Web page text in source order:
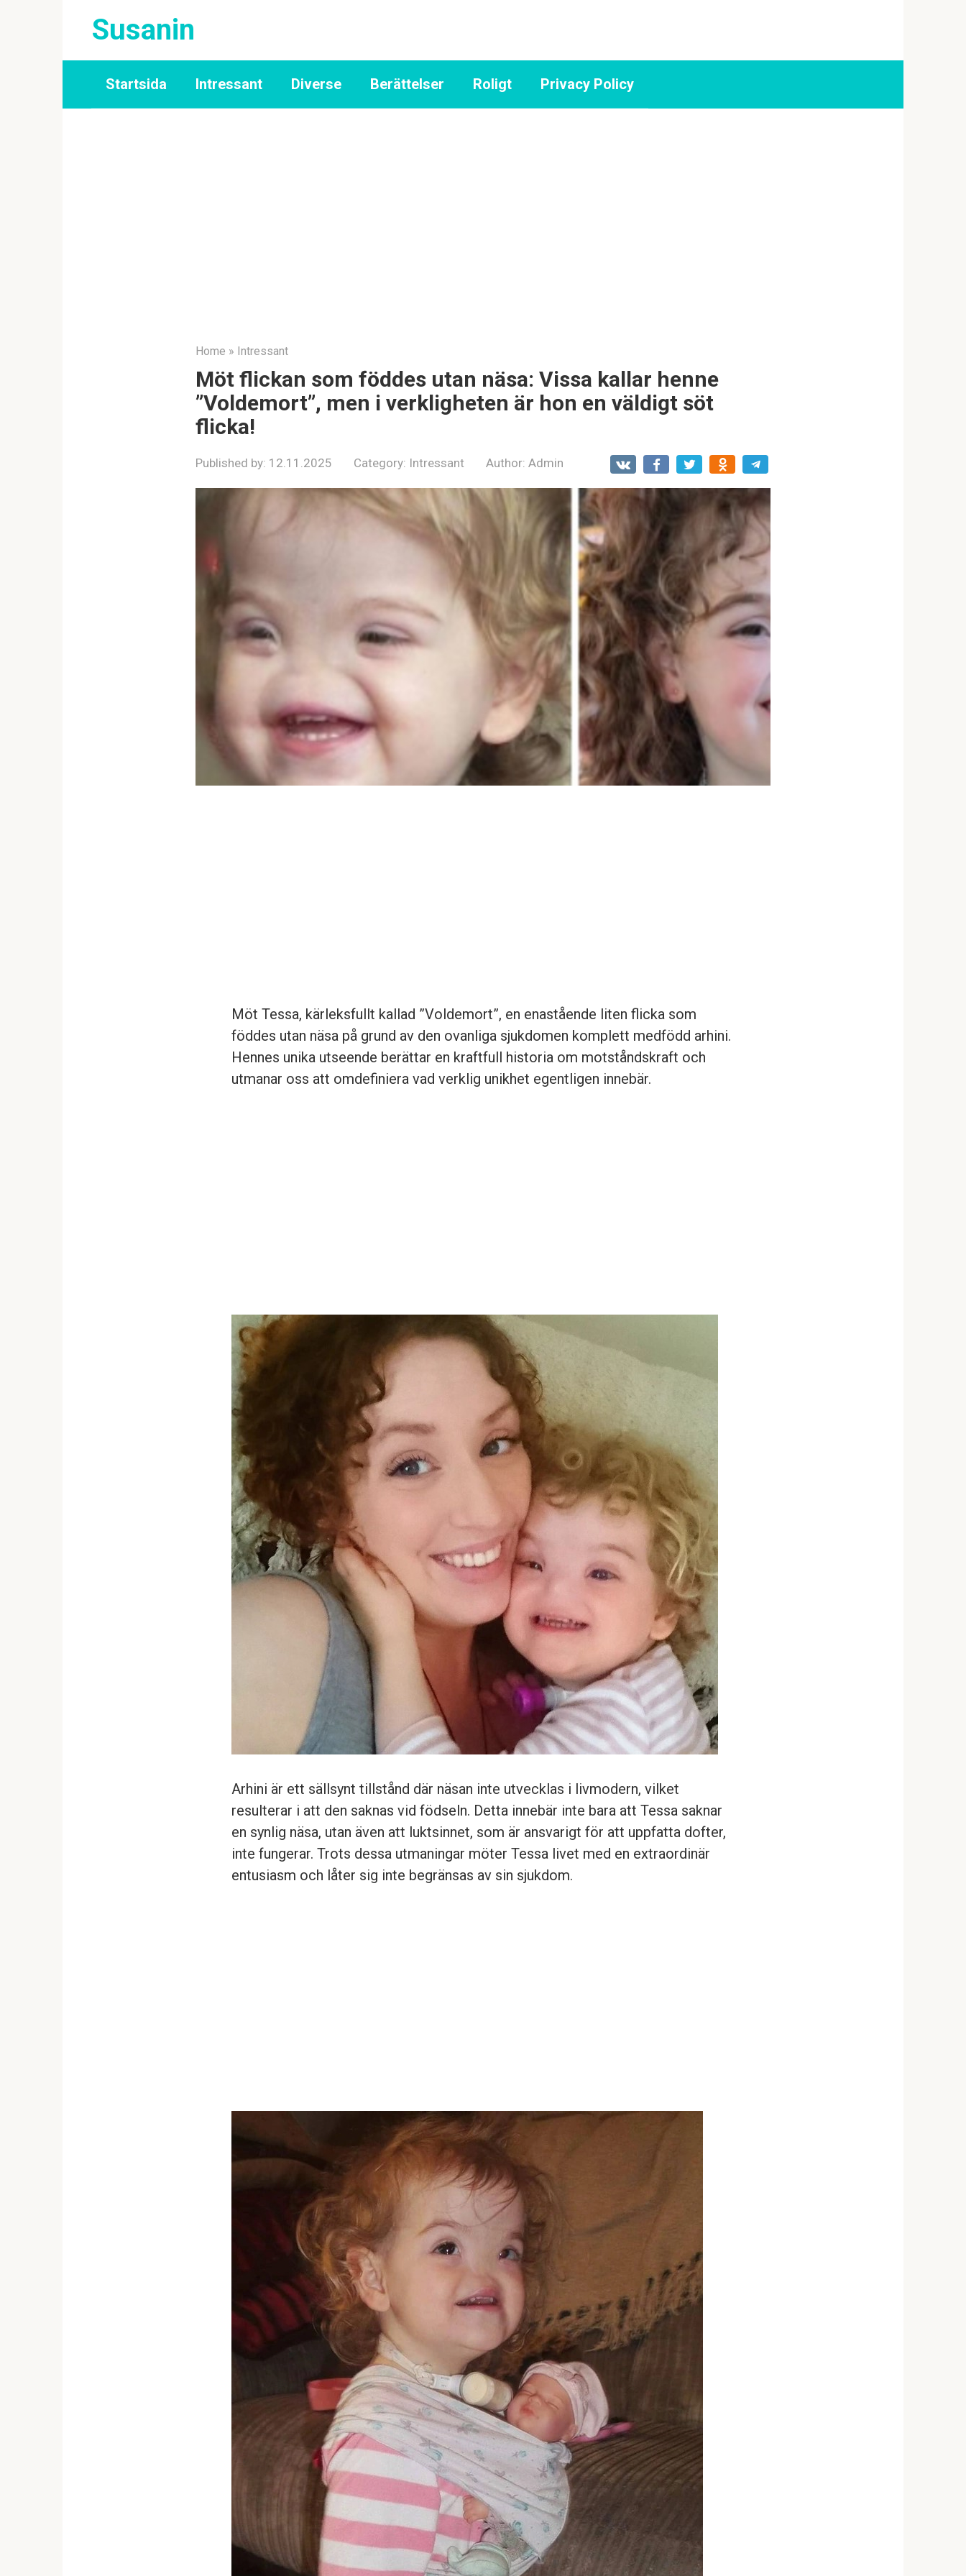
Susanin
Startsida Intressant Diverse Berättelser Roligt Privacy Policy
Home » Intressant
Möt flickan som föddes utan näsa: Vissa kallar henne
”Voldemort”, men i verkligheten är hon en väldigt söt
flicka!
Published by: 12.11.2025 Category: Intressant Author: Admin
Möt Tessa, kärleksfullt kallad ”Voldemort”, en enastående liten flicka som
föddes utan näsa på grund av den ovanliga sjukdomen komplett medfödd arhini.
Hennes unika utseende berättar en kraftfull historia om motståndskraft och
utmanar oss att omdefiniera vad verklig unikhet egentligen innebär.
Arhini är ett sällsynt tillstånd där näsan inte utvecklas i livmodern, vilket
resulterar i att den saknas vid födseln. Detta innebär inte bara att Tessa saknar
en synlig näsa, utan även att luktsinnet, som är ansvarigt för att uppfatta dofter,
inte fungerar. Trots dessa utmaningar möter Tessa livet med en extraordinär
entusiasm och låter sig inte begränsas av sin sjukdom.